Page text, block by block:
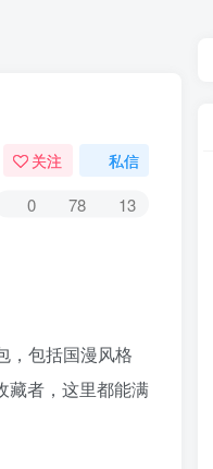
关注 私信
0 78 13
，包括国漫风格
藏者，这里都能满